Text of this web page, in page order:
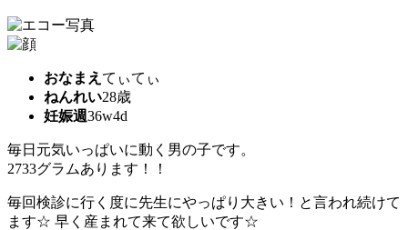
おなまえ てぃてぃ
ねんれい28歳
妊娠週36w4d
毎日元気いっぱいに動く男の子です。
2733グラムあります！！
毎回検診に行く度に先生にやっぱり大きい！と言われ続けて
ます☆ 早く産まれて来て欲しいです☆